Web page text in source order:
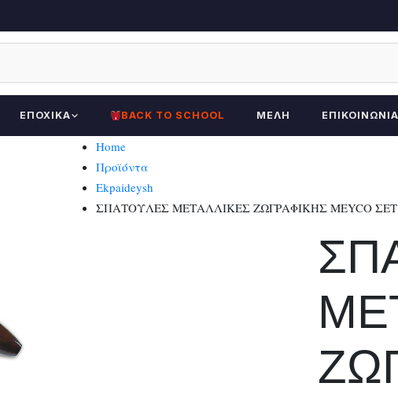
ΕΠΟΧΙΚΆ BACK TO SCHOOL ΜΈΛΗ ΕΠΙΚΟΙΝΩΝΊΑ
Home
Προϊόντα
Ekpaideysh
ΣΠΑΤΟΥΛΕΣ ΜΕΤΑΛΛΙΚΕΣ ΖΩΓΡΑΦΙΚΗΣ MEYCO ΣΕΤ